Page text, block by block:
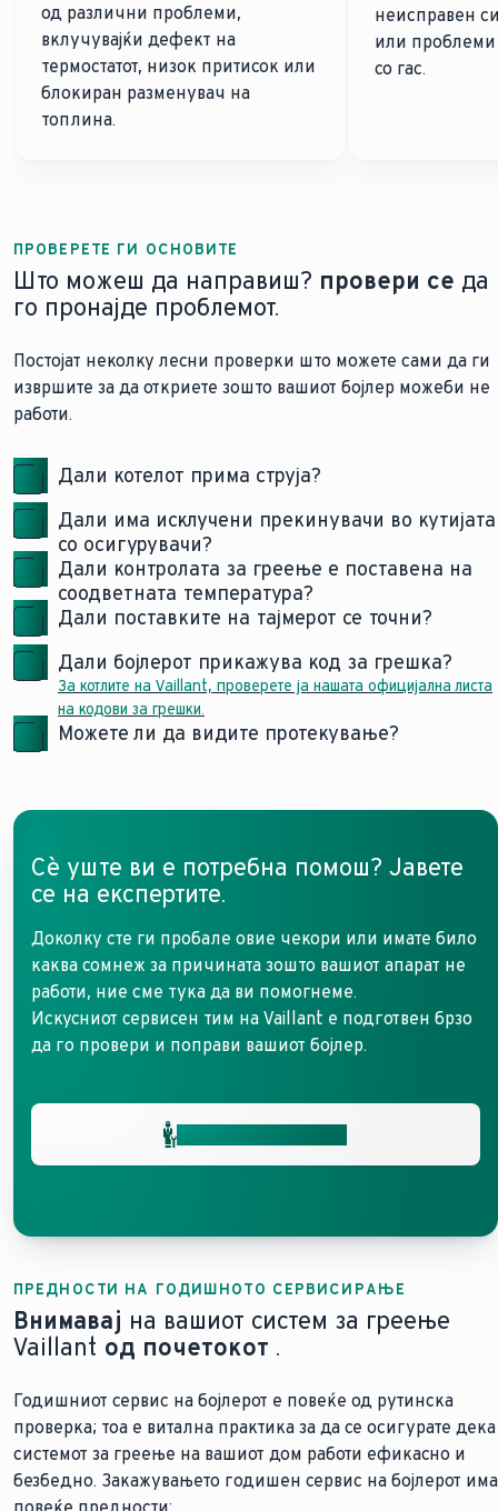
од различни проблеми,
вклучувајќи дефект на
термостатот, низок притисок или
блокиран разменувач на
топлина.
неисправен
или проблеми
со гас.
ПРОВЕРЕТЕ ГИ ОСНОВИТЕ
Што можеш да направиш? провери се да
го пронајде проблемот.
Постојат неколку лесни проверки што можете сами да ги
извршите за да откриете зошто вашиот бојлер можеби не
работи.
Дали котелот прима струја?
Дали има исклучени прекинувачи во кутијата
со осигурувачи?
Дали контролата за греење е поставена на
соодветната температура?
Дали поставките на тајмерот се точни?
Дали бојлерот прикажува код за грешка?
За котлите на Vaillant, проверете ја нашата официјална листа
на кодови за грешки.
Можете ли да видите протекување?
Сè уште ви е потребна помош? Јавете
се на експертите.
Доколку сте ги пробале овие чекори или имате било
каква сомнеж за причината зошто вашиот апарат не
работи, ние сме тука да ви помогнеме.
Искусниот сервисен тим на Vaillant е подготвен брзо
да го провери и поправи вашиот бојлер.
ПРЕДНОСТИ НА ГОДИШНОТО СЕРВИСИРАЊЕ
Внимавај на вашиот систем за греење
Vaillant од почетокот .
Годишниот сервис на бојлерот е повеќе од рутинска
проверка; тоа е витална практика за да се осигурате дека
системот за греење на вашиот дом работи ефикасно и
безбедно. Закажувањето годишен сервис на бојлерот има